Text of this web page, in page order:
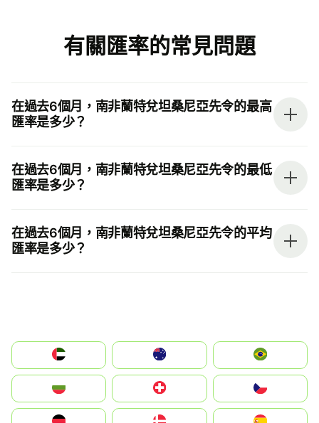
有關匯率的常見問題
在過去6個月，南非蘭特兌坦桑尼亞先令的最高
匯率是多少？
在過去6個月，南非蘭特兌坦桑尼亞先令的最低
匯率是多少？
在過去6個月，南非蘭特兌坦桑尼亞先令的平均
匯率是多少？
الإمارات العربية المتحدة
Switzerland